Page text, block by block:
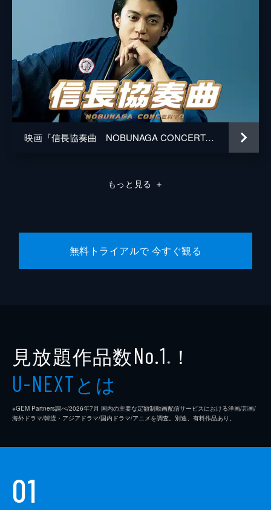
映画『信長協奏曲 NOBUNAGA CONCERTO』
もっと見る ＋
無料トライアルで 今すぐ観る
見放題作品数No.1 ※ ！
U-NEXTとは
※GEM Partners調べ/2026年7⽉ 国内の主要な定額制動画配信サービスにおける洋画/邦画/
海外ドラマ/韓流・アジアドラマ/国内ドラマ/アニメを調査。別途、有料作品あり。
01